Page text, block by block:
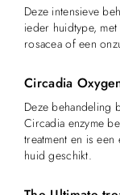
Deze intensieve
ieder huidtype,
rosacea of een
Circadia
Deze behandeling
Circadia enzyme
treatment en is
huid geschikt.